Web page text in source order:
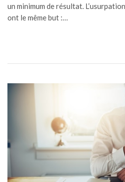
un minimum de résultat.
ont le même but :…